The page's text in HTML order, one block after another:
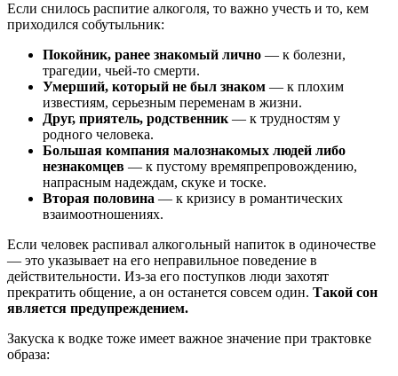
Если снилось распитие алкоголя, то важно учесть и то, кем
приходился собутыльник:
Покойник, ранее знакомый лично — к болезни,
трагедии, чьей-то смерти.
Умерший, который не был знаком — к плохим
известиям, серьезным переменам в жизни.
Друг, приятель, родственник — к трудностям у
родного человека.
Большая компания малознакомых людей либо
незнакомцев — к пустому времяпрепровождению,
напрасным надеждам, скуке и тоске.
Вторая половина — к кризису в романтических
взаимоотношениях.
Если человек распивал алкогольный напиток в одиночестве
— это указывает на его неправильное поведение в
действительности. Из-за его поступков люди захотят
прекратить общение, а он останется совсем один. Такой сон
является предупреждением.
Закуска к водке тоже имеет важное значение при трактовке
образа: